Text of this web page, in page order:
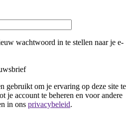
wachtwoord in te stellen naar je e-
gebruikt om je ervaring op deze site te
je account te beheren en voor andere
in ons privacybeleid.